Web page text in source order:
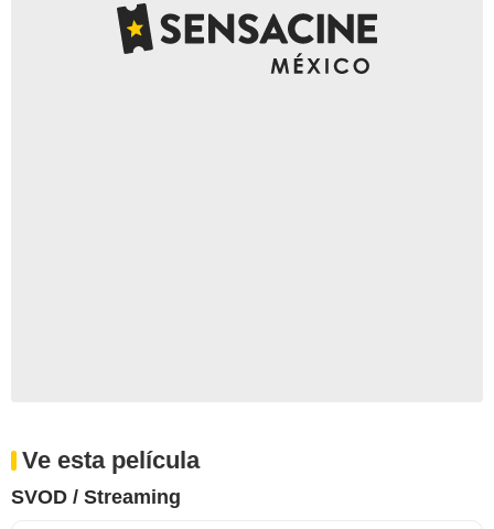
Ve esta película
SVOD / Streaming